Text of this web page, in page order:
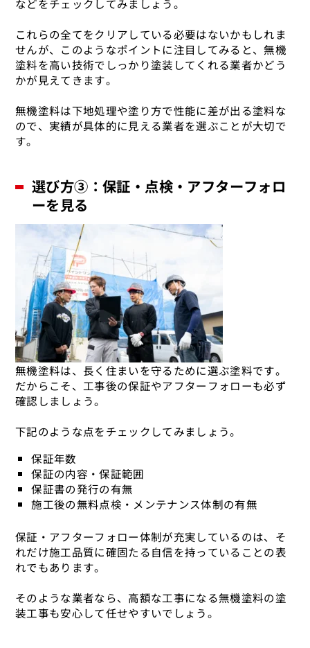
などをチェックしてみましょう。
これらの全てをクリアしている必要はないかもしれま
せんが、このようなポイントに注目してみると、無機
塗料を高い技術でしっかり塗装してくれる業者かどう
かが見えてきます。
無機塗料は下地処理や塗り方で性能に差が出る塗料な
ので、実績が具体的に見える業者を選ぶことが大切で
す。
選び方③：保証・点検・アフターフォロ
ーを見る
無機塗料は、長く住まいを守るために選ぶ塗料です。
だからこそ、工事後の保証やアフターフォローも必ず
確認しましょう。
下記のような点をチェックしてみましょう。
保証年数
保証の内容・保証範囲
保証書の発行の有無
施工後の無料点検・メンテナンス体制の有無
保証・アフターフォロー体制が充実しているのは、そ
れだけ施工品質に確固たる自信を持っていることの表
れでもあります。
そのような業者なら、高額な工事になる無機塗料の塗
装工事も安心して任せやすいでしょう。